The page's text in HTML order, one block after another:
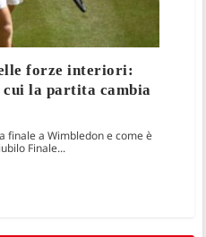
forze interiori:
la partita cambia
finale a Wimbledon e come è
Finale...